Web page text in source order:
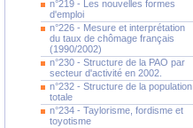
n°219 - Les nouvelles formes
d'emploi
n°226 - Mesure et interprétation
du taux de chômage français
(1990/2002)
n°230 - Structure de la PAO par
secteur d'activité en 2002.
n°232 - Structure de la population
totale
n°234 - Taylorisme, fordisme et
toyotisme